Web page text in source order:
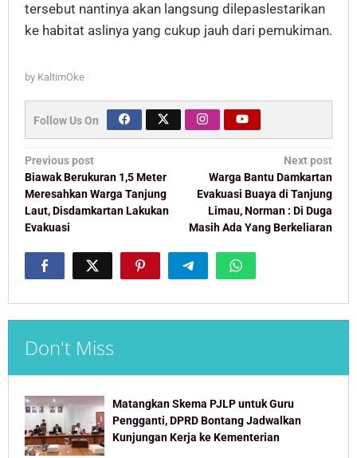
tersebut nantinya akan langsung dilepaslestarikan
ke habitat aslinya yang cukup jauh dari pemukiman.
by KaltimOke
Follow Us On
Post
navigation
Previous post
Biawak Berukuran 1,5 Meter
Meresahkan Warga Tanjung
Laut, Disdamkartan Lakukan
Evakuasi
Next post
Warga Bantu Damkartan
Evakuasi Buaya di Tanjung
Limau, Norman : Di Duga
Masih Ada Yang Berkeliaran
Don't Miss
Matangkan Skema PJLP untuk Guru
Pengganti, DPRD Bontang Jadwalkan
Kunjungan Kerja ke Kementerian